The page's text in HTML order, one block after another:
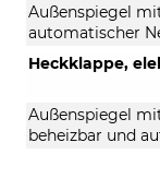
Außenspiegel
automatischer
Heckklappe,
Außenspiegel
beheizbar und